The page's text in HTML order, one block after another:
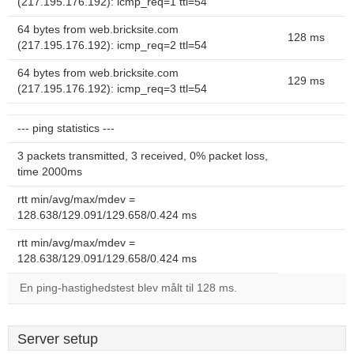
64 bytes from web.bricksite.com
(217.195.176.192): icmp_req=2 ttl=54
128 ms
64 bytes from web.bricksite.com
(217.195.176.192): icmp_req=3 ttl=54
129 ms
--- ping statistics ---
3 packets transmitted, 3 received, 0% packet loss,
time 2000ms
rtt min/avg/max/mdev =
128.638/129.091/129.658/0.424 ms
rtt min/avg/max/mdev =
128.638/129.091/129.658/0.424 ms
En ping-hastighedstest blev målt til 128 ms.
Server setup